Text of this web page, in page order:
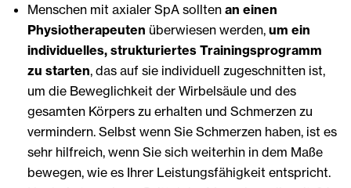
Menschen mit axialer SpA sollten an einen
Physiotherapeuten überwiesen werden, um ein
individuelles, strukturiertes Trainingsprogramm
zu starten, das auf sie individuell zugeschnitten ist,
um die Beweglichkeit der Wirbelsäule und des
gesamten Körpers zu erhalten und Schmerzen zu
vermindern. Selbst wenn Sie Schmerzen haben, ist es
sehr hilfreich, wenn Sie sich weiterhin in dem Maße
bewegen, wie es Ihrer Leistungsfähigkeit entspricht.